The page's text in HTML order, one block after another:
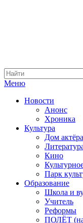
Меню
Новости
Анонс
Хроника
Культура
Дом актёра
Кино
Парк
Образование
Школа и
Учитель
Реформы
ПОЛЁТ